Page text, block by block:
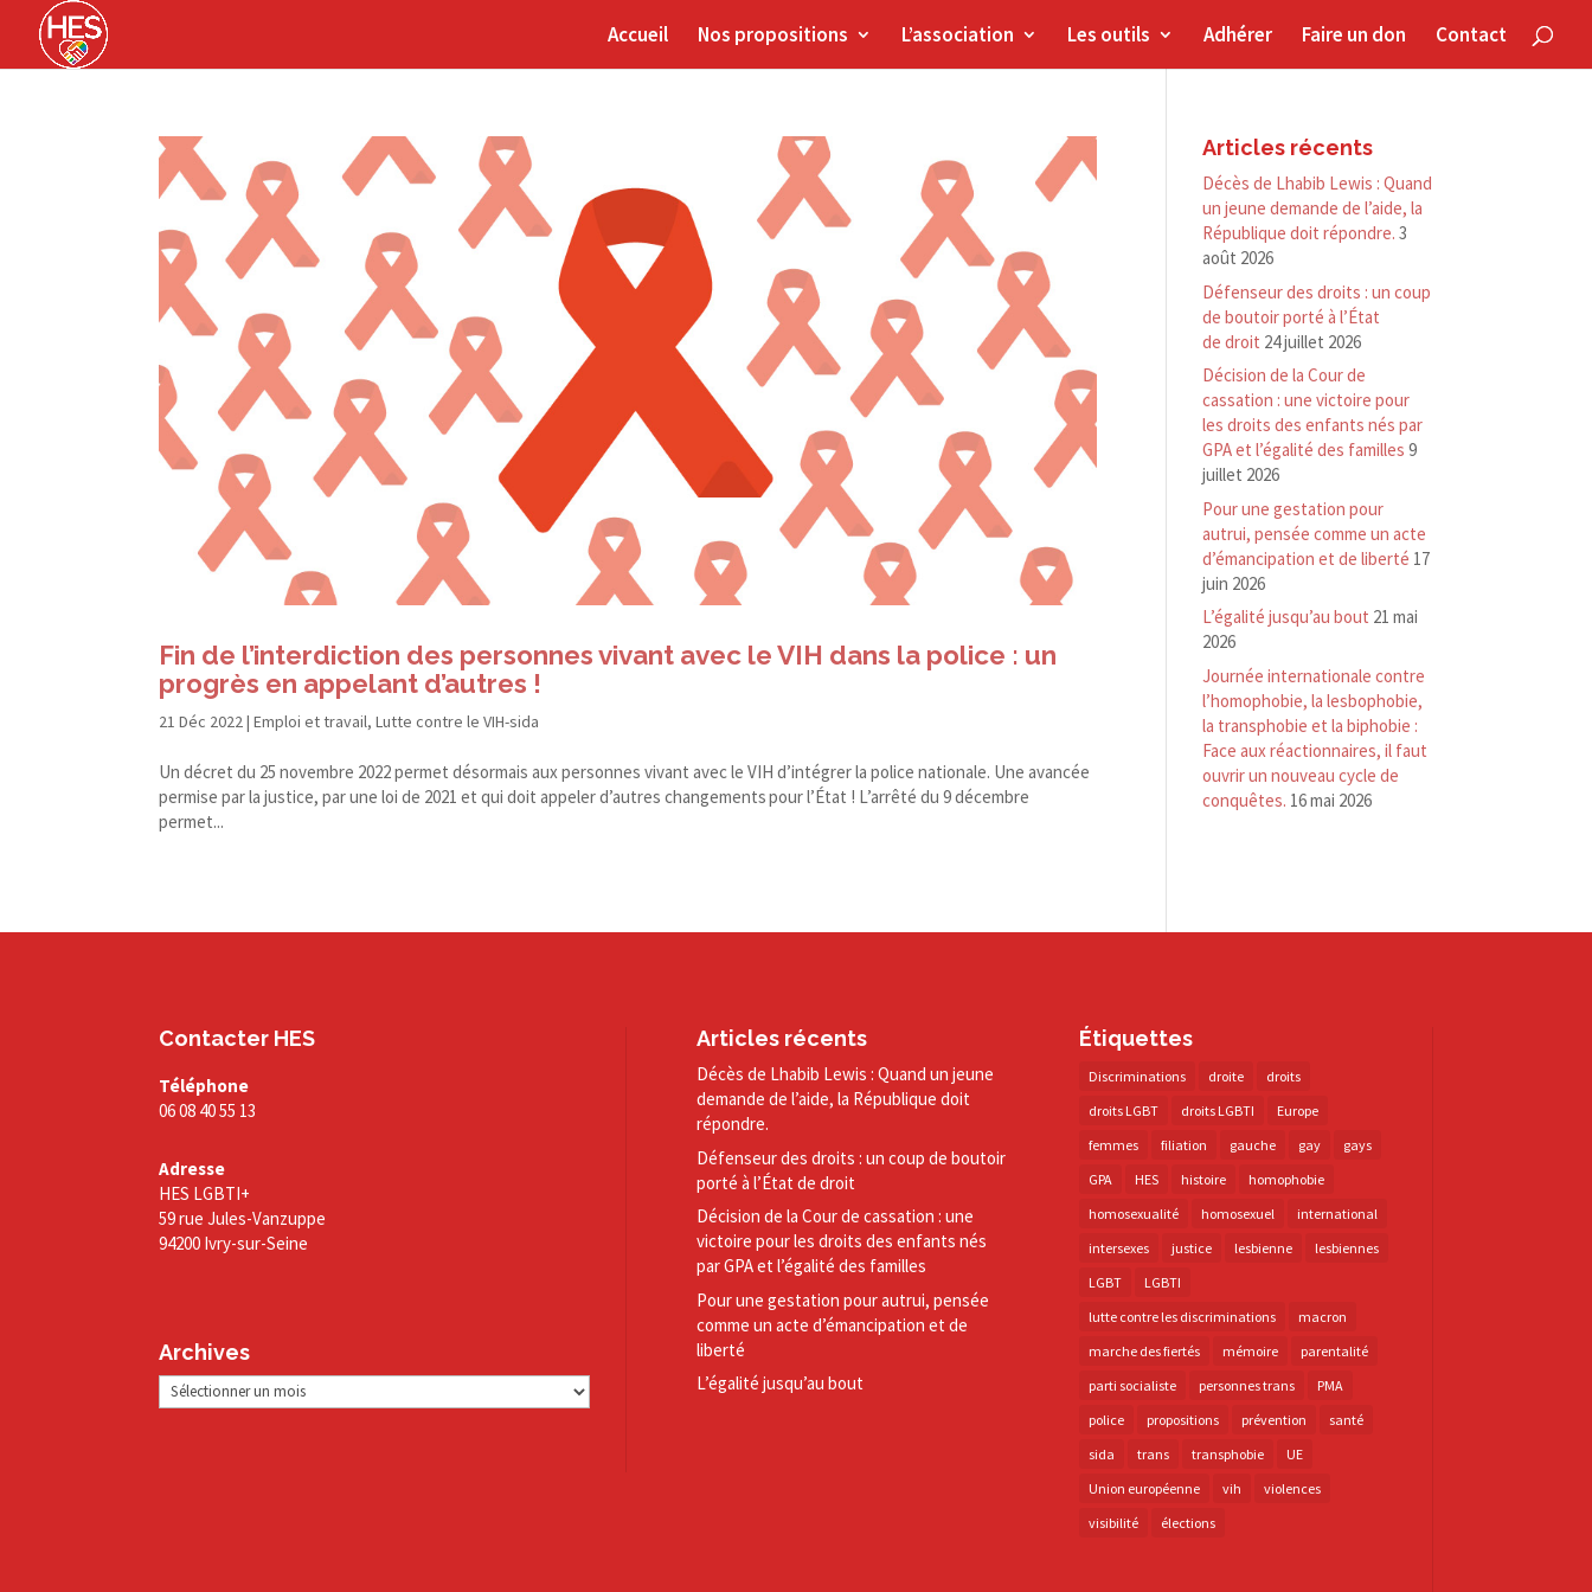
Accueil Nos propositions L’association Les outils Adhérer Faire un don Contact
Fin de l’interdiction des personnes vivant avec le VIH dans la police : un
progrès en appelant d’autres !
21 Déc 2022|Emploi et travail,Lutte contre le VIH-sida
Un décret du 25 novembre 2022 permet désormais aux personnes vivant avec le VIH d’intégrer la police nationale. Une avancée
permise par la justice, par une loi de 2021 et qui doit appeler d’autres changements pour l’État ! L’arrêté du 9 décembre
permet...
Articles récents
Décès de Lhabib Lewis : Quand
un jeune demande de l’aide, la
République doit répondre. 3
août 2026
Défenseur des droits : un coup
de boutoir porté à l’État
de droit 24 juillet 2026
Décision de la Cour de
cassation : une victoire pour
les droits des enfants nés par
GPA et l’égalité des familles 9
juillet 2026
Pour une gestation pour
autrui, pensée comme un acte
d’émancipation et de liberté 17
juin 2026
L’égalité jusqu’au bout 21 mai
2026
Journée internationale contre
l’homophobie, la lesbophobie,
la transphobie et la biphobie :
Face aux réactionnaires, il faut
ouvrir un nouveau cycle de
conquêtes. 16 mai 2026
Contacter HES
Téléphone
06 08 40 55 13
Adresse
HES LGBTI+
59 rue Jules-Vanzuppe
94200 Ivry-sur-Seine
Archives
Archives
Articles récents
Décès de Lhabib Lewis : Quand un jeune
demande de l’aide, la République doit
répondre.
Défenseur des droits : un coup de boutoir
porté à l’État de droit
Décision de la Cour de cassation : une
victoire pour les droits des enfants nés
par GPA et l’égalité des familles
Pour une gestation pour autrui, pensée
comme un acte d’émancipation et de
liberté
L’égalité jusqu’au bout
Étiquettes
Discriminations droite
droits
droits LGBT
droits LGBTI
Europe
femmes
filiation gauche gay
gays
GPA
HES histoire
homophobie
homosexualité
homosexuel
international
intersexes
justice lesbienne
lesbiennes
LGBT
LGBTI
lutte contre les discriminations
macron
marche des fiertés
mémoire
parentalité
parti socialiste
personnes trans
PMA
police
propositions prévention
santé
sida
trans transphobie
UE
Union européenne
vih
violences
visibilité
élections